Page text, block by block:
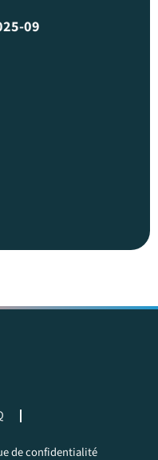
09
de confidentialité